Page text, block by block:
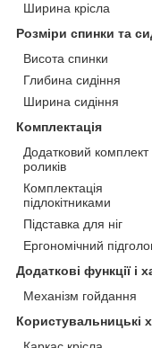
Ширина крісла
Розміри спинки та
Висота спинки
Глибина сидіння
Ширина сидіння
Комплектація
Додатковий комплект
роликів
Комплектація
підлокітниками
Підставка для ніг
Ергономічний
Додаткові функції і
Механізм гойдання
Користувальницькі